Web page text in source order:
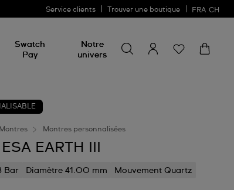
Service clients Trouver une boutique FRA CH
Swatch
Pay
Notre
univers
un
produit
Montres Montres personnalisées
EARTH III
Bar Diamètre 41.00 mm Mouvement Quartz